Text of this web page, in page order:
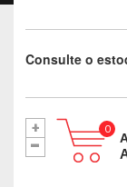
Consulte o
+
-